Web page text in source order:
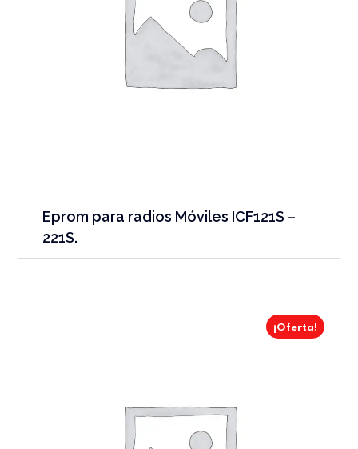
Eprom para radios Móviles ICF121S –
221S.
¡Oferta!